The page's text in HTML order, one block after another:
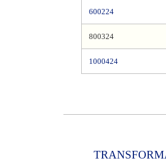
600224
800324
1000424